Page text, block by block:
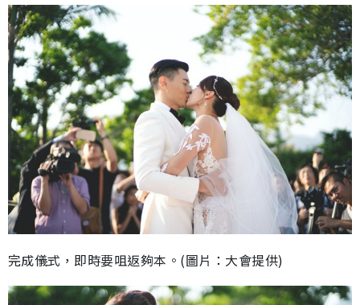
完成儀式，即時要咀返夠本。(圖片：大會提供)